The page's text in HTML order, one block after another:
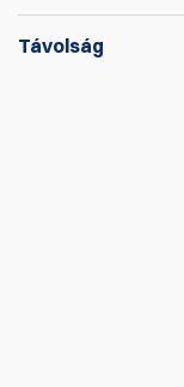
Távolság